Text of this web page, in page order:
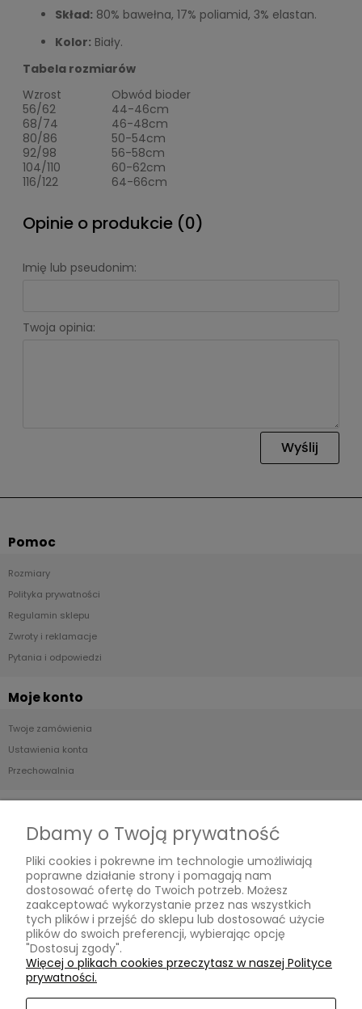
Skład: 80% bawełna, 17% poliamid, 3% elastan.
Kolor: Biały.
Tabela rozmiarów
Wzrost
Obwód bioder
56/62
44-46cm
68/74
46-48cm
80/86
50-54cm
92/98
56-58cm
104/110
60-62cm
116/122
64-66cm
Opinie o produkcie (0)
Imię lub pseudonim:
Twoja opinia:
Wyślij
Pomoc
Rozmiary
Polityka prywatności
Regulamin sklepu
Zwroty i reklamacje
Pytania i odpowiedzi
Moje konto
Twoje zamówienia
Ustawienia konta
Przechowalnia
Formy płatności
Czas i koszty dostawy
Czas realizacji zamówienia
Informacje
O nas
Dbamy o Twoją prywatność
Pliki cookies i pokrewne im technologie umożliwiają
poprawne działanie strony i pomagają nam
dostosować ofertę do Twoich potrzeb. Możesz
zaakceptować wykorzystanie przez nas wszystkich
tych plików i przejść do sklepu lub dostosować użycie
plików do swoich preferencji, wybierając opcję
"Dostosuj zgody".
Więcej o plikach cookies przeczytasz w naszej Polityce
prywatności.